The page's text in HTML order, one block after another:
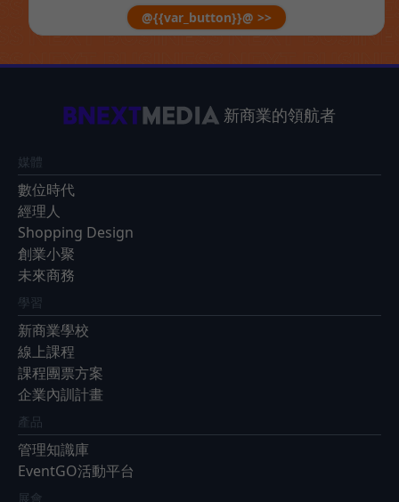
@{{var_button}}@ >>
新商業的領航者
媒體
數位時代
經理人
Shopping Design
創業小聚
未來商務
學習
新商業學校
線上課程
課程團票方案
企業內訓計畫
產品
管理知識庫
EventGO活動平台
展會